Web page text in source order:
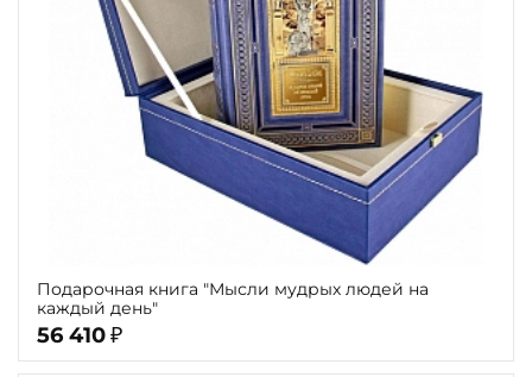
Подарочная книга "Мысли мудрых людей на
каждый день"
56 410 ₽